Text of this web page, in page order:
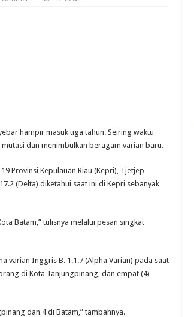
hampir masuk tiga tahun. Seiring waktu
dan menimbulkan beragam varian baru.
Provinsi Kepulauan Riau (Kepri), Tjetjep
(Delta) diketahui saat ini di Kepri sebanyak
Batam,” tulisnya melalui pesan singkat
varian Inggris B. 1.1.7 (Alpha Varian) pada saat
di Kota Tanjungpinang, dan empat (4)
dan 4 di Batam,” tambahnya.